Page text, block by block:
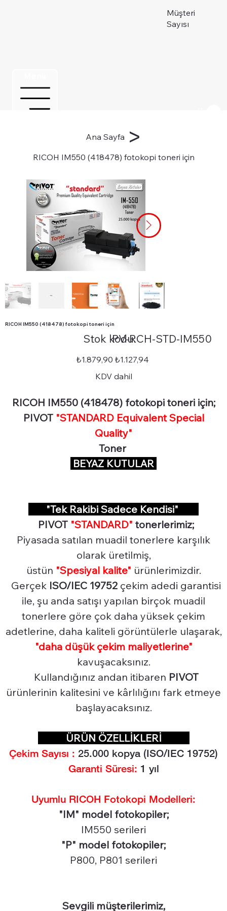
Müşteri
Sayısı
Ana Sayfa >
RICOH IM550 (418478) fotokopi toneri için
RICOH IM550 (418478) fotokopi toneri için
Stok kodu:
kodu:
STD-
IM550
PV-RCH-STD-IM550
Orijinal
fiyat
₺1.879,90 İndirimli
fiyat
₺1.127,94
KDV dahil
RICOH IM550 (418478) fotokopi toneri için;
PIVOT "STANDARD Equivalent Special
Quality"
Toner
BEYAZ KUTULAR
"Tek Rakibi Sadece Kendisi"
PIVOT "STANDARD" tonerlerimiz;
Piyasada satılan muadil tonerlere karşılık
olarak üretilmiş,
üstün "Spesiyal kalite" ürünlerimizdir.
Gerçek ISO/IEC 19752 çekim adedi garantisi
ile, şu anda satışı yapılan birçok muadil
tonerlere göre çok daha yüksek çekim
adetlerine, daha kaliteli görüntülerle ulaşarak,
"daha düşük çekim maliyetlerine"
kavuşacaksınız.
Kullandığınız andan itibaren PIVOT
ürünlerinin kalitesini ve kârlılığını fark etmeye
başlayacaksınız.
ÜRÜN ÖZELLİKLERİ
Çekim Sayısı : 25.000 kopya (ISO/IEC 19752)
Garanti Süresi: 1 yıl
Uyumlu RICOH Fotokopi Modelleri:
"IM" model fotokopiler;
IM550 serileri
"P" model fotokopiler;
P800, P801 serileri
Sevgili müşterilerimiz,